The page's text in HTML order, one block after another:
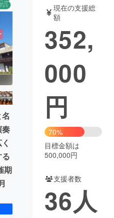
音楽
ット ゲーム・サ
化
CAMPFIRE Creation
machi-ya コミュニティ
奏
期
現在の支援総
額
352,
000
円
70%
目標金額は
500,000円
支援者数
36人